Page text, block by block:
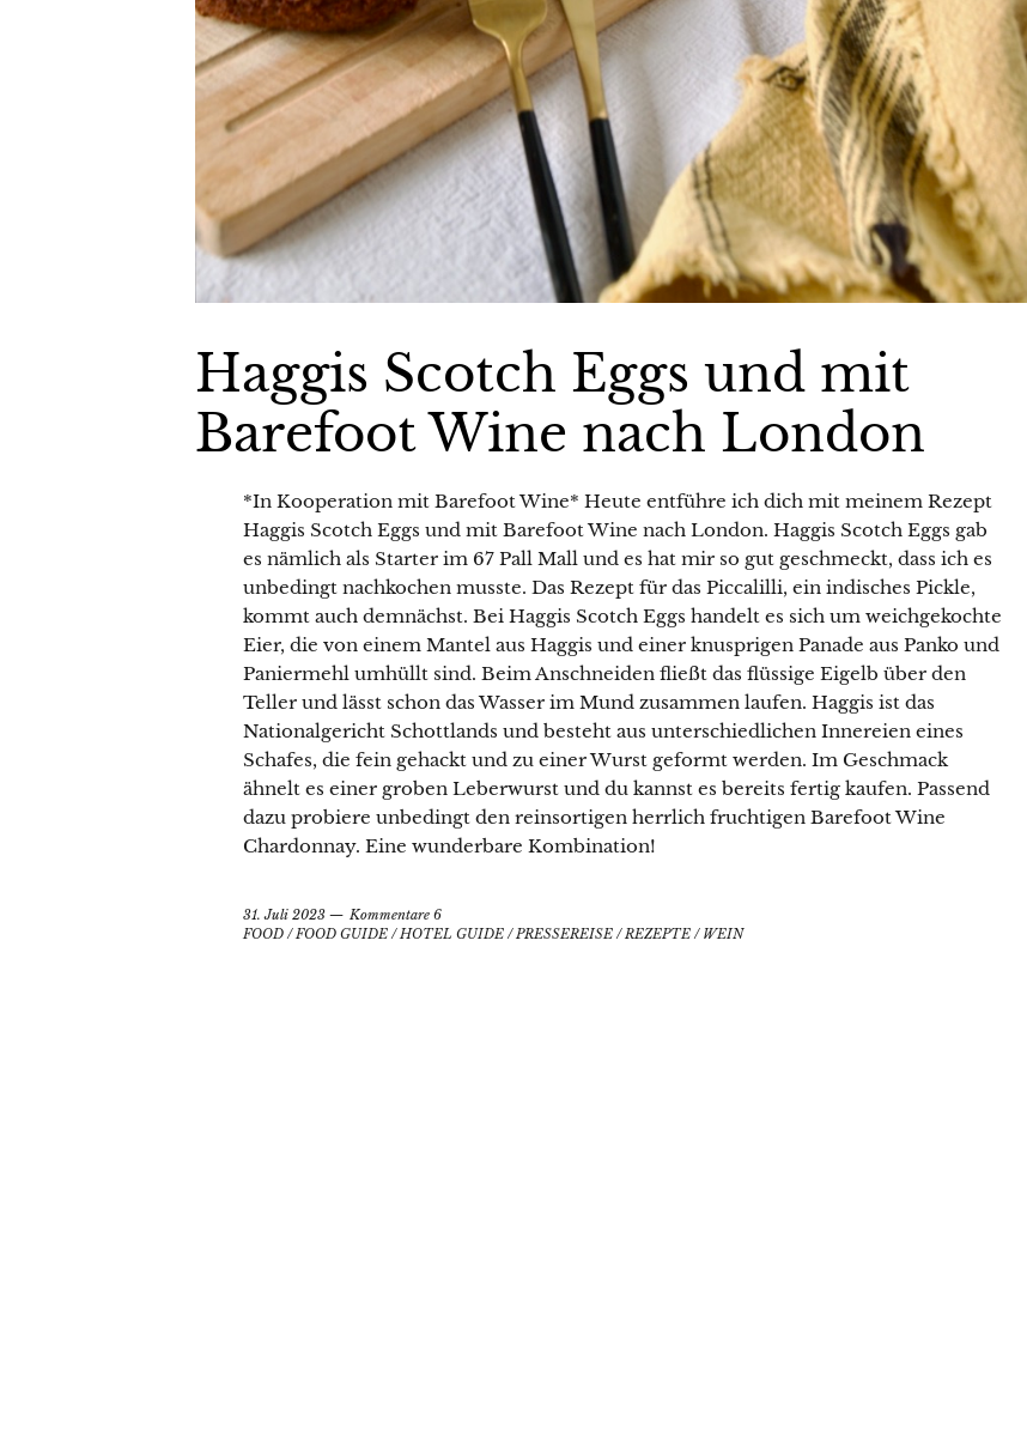
Haggis Scotch Eggs und mit
Barefoot Wine nach London
*In Kooperation mit Barefoot Wine* Heute entführe ich dich mit meinem Rezept
Haggis Scotch Eggs und mit Barefoot Wine nach London. Haggis Scotch Eggs gab
es nämlich als Starter im 67 Pall Mall und es hat mir so gut geschmeckt, dass ich es
unbedingt nachkochen musste. Das Rezept für das Piccalilli, ein indisches Pickle,
kommt auch demnächst. Bei Haggis Scotch Eggs handelt es sich um weichgekochte
Eier, die von einem Mantel aus Haggis und einer knusprigen Panade aus Panko und
Paniermehl umhüllt sind. Beim Anschneiden fließt das flüssige Eigelb über den
Teller und lässt schon das Wasser im Mund zusammen laufen. Haggis ist das
Nationalgericht Schottlands und besteht aus unterschiedlichen Innereien eines
Schafes, die fein gehackt und zu einer Wurst geformt werden. Im Geschmack
ähnelt es einer groben Leberwurst und du kannst es bereits fertig kaufen. Passend
dazu probiere unbedingt den reinsortigen herrlich fruchtigen Barefoot Wine
Chardonnay. Eine wunderbare Kombination!
31. Juli 2023
Kommentare 6
FOOD /FOOD GUIDE /HOTEL GUIDE /PRESSEREISE /REZEPTE / WEIN